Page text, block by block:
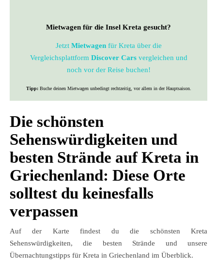
Mietwagen für die Insel Kreta gesucht?
Jetzt Mietwagenfür Kreta über die
Vergleichsplattform Discover Carsvergleichen und
noch vor der Reise buchen!
Tipp: Buche deinen Mietwagen unbedingt rechtzeitig, vor allem in der Hauptsaison.
Die schönsten
Sehenswürdigkeiten und
besten Strände auf Kreta in
Griechenland: Diese Orte
solltest du keinesfalls
verpassen
Auf der Karte findest du die schönsten Kreta
Sehenswürdigkeiten, die besten Strände und unsere
Übernachtungstipps für Kreta in Griechenland im Überblick.